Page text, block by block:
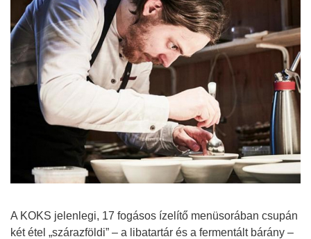
A KOKS jelenlegi, 17 fogásos ízelítő menüsorában csupán
két étel „szárazföldi” – a libatartár és a fermentált bárány –